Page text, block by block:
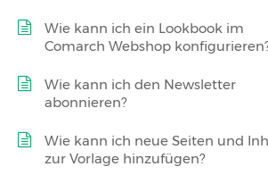
Wie kann ich ein Lookbook im
Comarch Webshop
Wie kann ich den Newsletter
abonnieren?
Wie kann ich neue Seiten und
zur Vorlage hinzufügen?